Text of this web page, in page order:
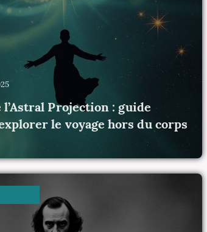
Projection : guide
le voyage hors du corps